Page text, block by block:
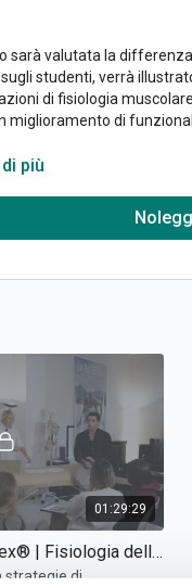
sarà valutata la
studenti, verrà
di fisiologia
miglioramento di
del corso, puoi
più
01:29:29
Corso BodyStrateg-ex® | Fisiologia dello stretching (parte 3)
strategie di